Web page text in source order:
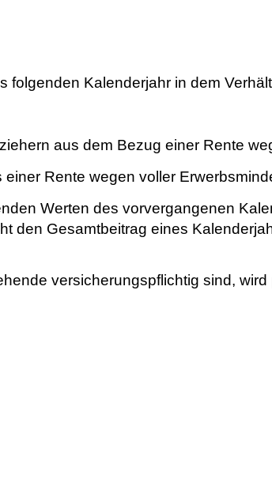
folgenden Kalenderjahr in dem
aus dem Bezug einer Rente
Rente wegen voller
Werten des vorvergangenen
den Gesamtbeitrag eines
versicherungspflichtig sind,